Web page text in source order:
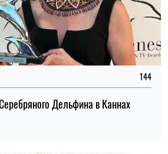
144
Дельфина в Каннах